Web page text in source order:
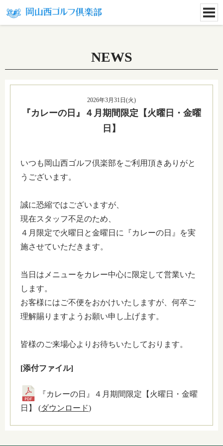
NEWS
2026年3月31日(火)
『カレーの日』４月期間限定【火曜日・金曜
日】
いつも岡山西ゴルフ倶楽部をご利用頂きありがと
うございます。
誠に恐縮ではございますが、
現在スタッフ不足のため、
４月限定で火曜日と金曜日に『カレーの日』を実
施させていただきます。
当日はメニューをカレー中心に限定して営業いた
します。
お客様にはご不便をおかけいたしますが、何卒ご
理解賜りますようお願い申し上げます。
皆様のご来場心よりお待ちいたしております。
[添付ファイル]
『カレーの日』４月期間限定【火曜日・金曜
日】 (ダウンロード)